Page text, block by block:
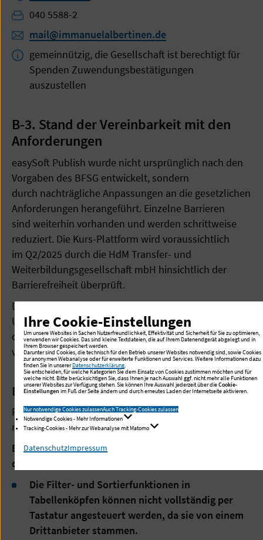
Telefon:
040 5588-2
mail@immanuelalbertinen.de
gemeinnützig, die Gesellschaft ist berechtigt für
Spenden Zuwendungsbestätigungen
auszustellen
B-3. Stand der Vereinbarkeit mit den
Anforderungen
easySoft Publish wurde nicht ursprünglich nach den
Vorgaben des BFSG entwickelt, sondern
durch nachträgliche Anpassungen an die gesetzlichen
Anforderungen herangeführt. Einzelne Barrieren
sind weiterhin vorhanden und werden schrittweise
reduziert. Die Kurs-Plattform wird voraussichtlich
im Q2/2025 durch die HdM Transfer- und
Weiterbildungsgesellschaft mbH hinsichtlich der
Barrierefreiheit überprüft.
Diese Webanwendung ist wegen der folgenden
Unvereinbarkeiten und Ausnahmen nur teilweise mit
dem Barrierefreiheitsstärkungsgesetz (BFSG)
vereinbar.
B-3.1 Nicht barrierefreie Inhalte
Folgende Inhalte oder Funktionen können aktuell
nicht vollständig barrierefrei bereitgestellt werden:
Barriere: Filter in Tabellen sind nicht vollständig mit
der Tastatur bedienbar
Die Filter- und Sortierfunktionen in
Tabellenköpfen können nicht vollständig per
Tastatur angesteuert werden, da sie von einem
Drittanbieter stammen.
Ihre Cookie-Einstellungen
Um unsere Websites in Sachen Nutzerfreundlichkeit, Effektivität und Sicherheit für Sie zu optimieren,
verwenden wir Cookies. Das sind kleine Textdateien, die auf Ihrem Datenendgerät abgelegt und in
Ihrem Browser gespeichert werden.
Darunter sind Cookies, die technisch für den Betrieb unserer Websites notwendig sind, sowie Cookies
zur anonymen Webanalyse oder für erweiterte Funktionen und Services. Weitere Informationen dazu
finden Sie in unsererDatenschutzerklärung.
Sie entscheiden, für welche Kategorien Sie dem Einsatz von Cookies zustimmen möchten und für
welche nicht. Bitte berücksichtigen Sie, dass Ihnen je nach Auswahl ggf. nicht mehr alle Funktionen
unserer Websites zur Verfügung stehen. Sie können Ihre Auswahl jederzeit über dieCookie-
Einstellungen im Fuß der Seite ändern und durch erneutes Laden der Internetseite aktivieren.
Nur notwendige Cookies zulassenAuch Tracking-Cookies zulassen
Notwendige Cookies - Mehr Informationen
Tracking-Cookies - Mehr zur Webanalyse mit Matomo
DatenschutzImpressum